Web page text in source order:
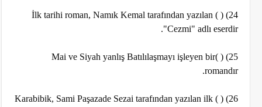
24) ( ) İlk tarihi roman, Namık Kemal tarafından yazılan
"Cezmi" adlı eserdir.
25) ( )Mai ve Siyah yanlış Batılılaşmayı işleyen bir
romandır.
26) ( ) Karabibik, Sami Paşazade Sezai tarafından yazılan ilk